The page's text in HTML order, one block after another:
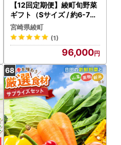
【12回定期便】綾町旬野菜
ギフト（Sサイズ / 約6-7種
）1～2人分 / 野菜 朝どれ 無
農薬 減農薬 栽培期間中 有
機栽培 産地直送 新鮮 旬 詰
め合わせ サラダ 果物 きの
こ類 やさい 送料無料 定期
便 12カ月 【オーガニックの
まち 宮崎県綾町】_A0004
-103
宮崎県綾町
(1)
96,000